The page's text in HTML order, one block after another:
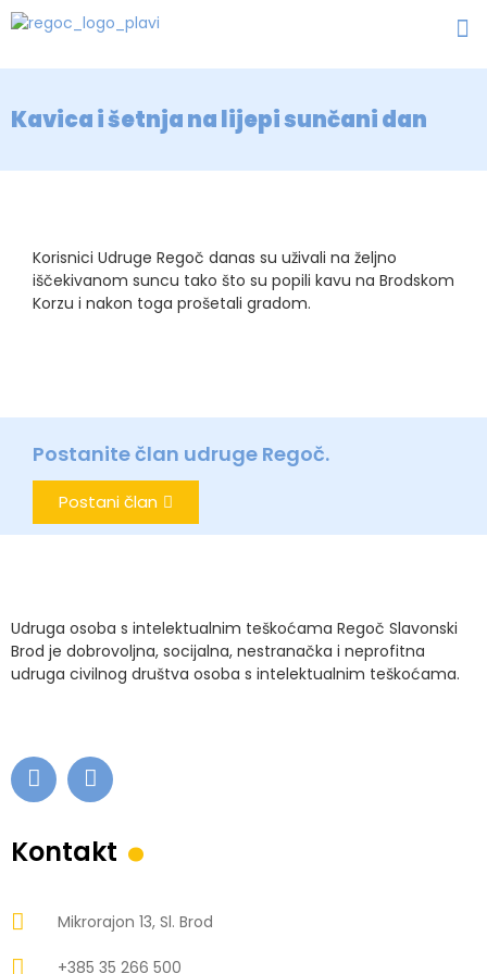
Kavica i šetnja na lijepi sunčani dan
Korisnici Udruge Regoč danas su uživali na željno
iščekivanom suncu tako što su popili kavu na Brodskom
Korzu i nakon toga prošetali gradom.
Postanite član udruge Regoč.
Postani član
Udruga osoba s intelektualnim teškoćama Regoč Slavonski
Brod je dobrovoljna, socijalna, nestranačka i neprofitna
udruga civilnog društva osoba s intelektualnim teškoćama.
Kontakt .
Mikrorajon 13, Sl. Brod
+385 35 266 500